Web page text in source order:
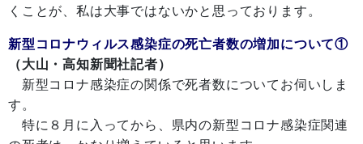
くことが、私は大事ではないかと思っております。
新型コロナウィルス感染症の死亡者数の増加について①
（大山・高知新聞社記者）
新型コロナ感染症の関係で死者数についてお伺いしま
す。
特に８月に入ってから、県内の新型コロナ感染症関連